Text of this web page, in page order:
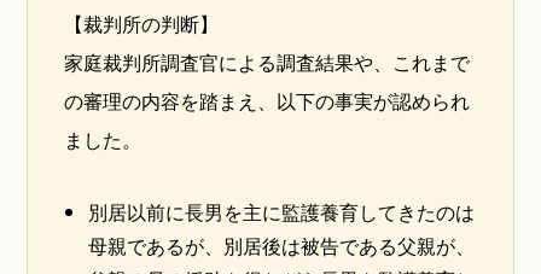
【裁判所の判断】
家庭裁判所調査官による調査結果や、これまで
の審理の内容を踏まえ、以下の事実が認められ
ました。
別居以前に長男を主に監護養育してきたのは
母親であるが、別居後は被告である父親が、